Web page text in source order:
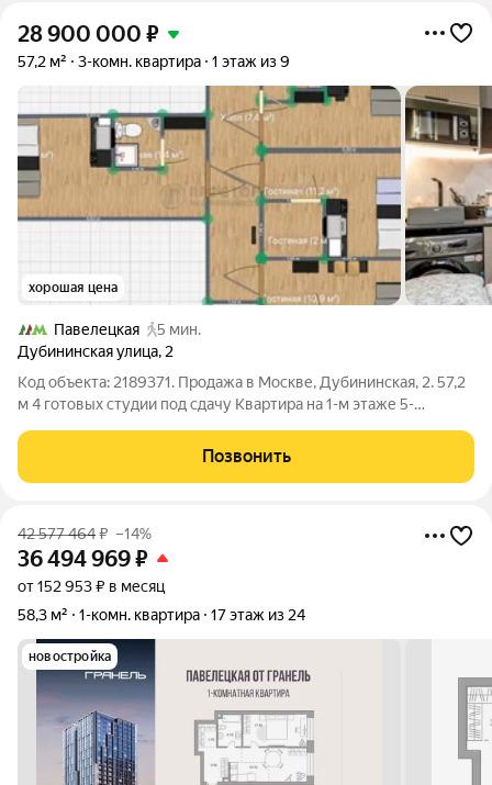
28 900 000 ₽
57,2 м² 3-комн. квартира 1 этаж из 9
хорошая цена
Павелецкая
5 мин.
Дубининская улица, 2
Код объекта: 2189371. Продажа в Москве, Дубининская, 2. 57,2
м 4 готовых студии под сдачу Квартира на 1-м этаже 5-
дизайнерским ремонтом. В каждой: кухонная зона, санузел,
всё для комфортного
Позвонить
42 577 464₽ –14%
36 494 969₽
от 152 953 ₽ в месяц
58,3 м²
1-комн. квартира 17 этаж из 24
новостройка